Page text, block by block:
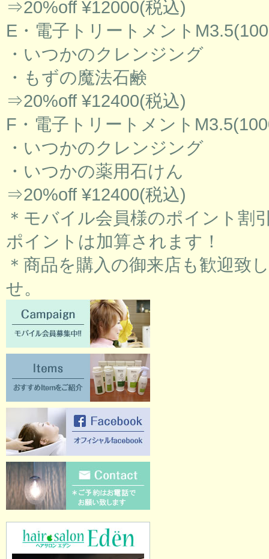
⇒20%off ¥12000(税込)
E・電子トリートメント
・いつかのクレンジング
・もずの魔法石鹸
⇒20%off ¥12400(税込)
F・電子トリートメント
・いつかのクレンジング
・いつかの薬用石けん
⇒20%off ¥12400(税込)
＊モバイル会員様のポイント割
ポイントは加算されます！
＊商品を購入の御来店も歓迎致
せ。